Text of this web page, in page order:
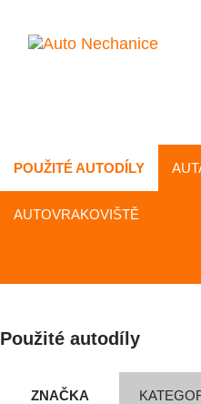
POUŽITÉ AUTODÍLY
AUTOVRAKOVIŠTĚ
Použité autodíly
ZNAČKA